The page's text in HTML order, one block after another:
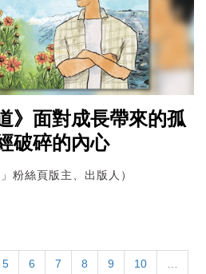
》面對成長帶來的孤
破碎的內心
粉絲頁版主、出版人）
5 6 7 8 9 10